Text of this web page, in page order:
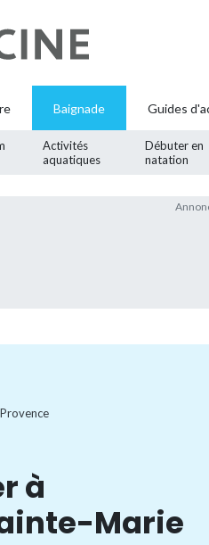
Baignade
Activités
aquatiques
Débuter en
natation
Guides
à
Marie